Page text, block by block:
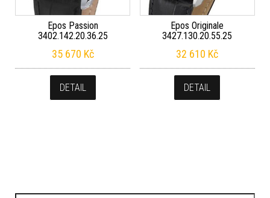
Epos Passion
3402.142.20.36.25
35 670 Kč
DETAIL
Epos Originale
3427.130.20.55.25
32 610 Kč
DETAIL